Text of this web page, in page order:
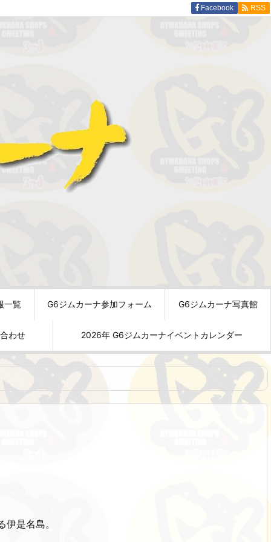
一覧 G6ジムカーナ参加フォーム G6ジムカーナ写真館
わせ 2026年 G6ジムカーナイベントカレンダー
Facebook RSS
是名島。